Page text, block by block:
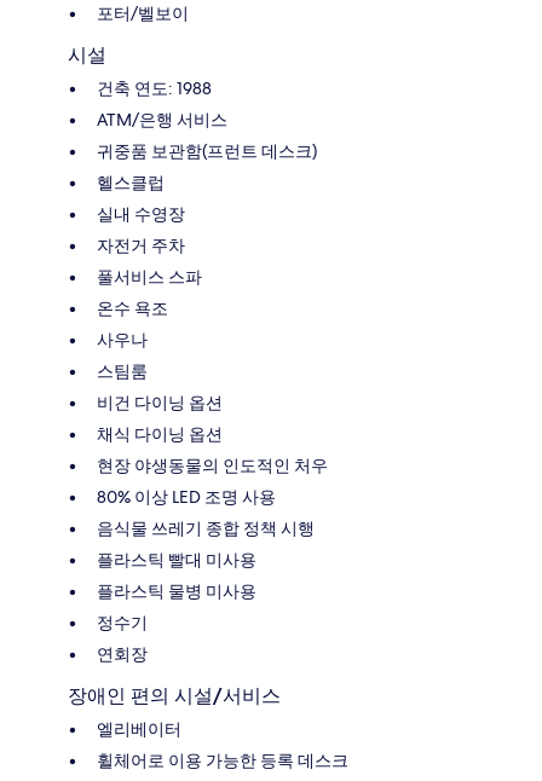
포터/벨보이
시설
건축 연도: 1988
ATM/은행 서비스
귀중품 보관함(프런트 데스크)
헬스클럽
실내 수영장
자전거 주차
풀서비스 스파
온수 욕조
사우나
스팀룸
비건 다이닝 옵션
채식 다이닝 옵션
현장 야생동물의 인도적인 처우
80% 이상 LED 조명 사용
음식물 쓰레기 종합 정책 시행
플라스틱 빨대 미사용
플라스틱 물병 미사용
정수기
연회장
장애인 편의 시설/서비스
엘리베이터
휠체어로 이용 가능한 등록 데스크